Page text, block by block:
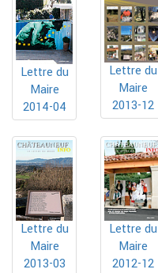
Lettre du
Maire
2014-04
Lettre du
Maire
2013-12
Lettre du
Maire
2013-03
Lettre du
Maire
2012-12